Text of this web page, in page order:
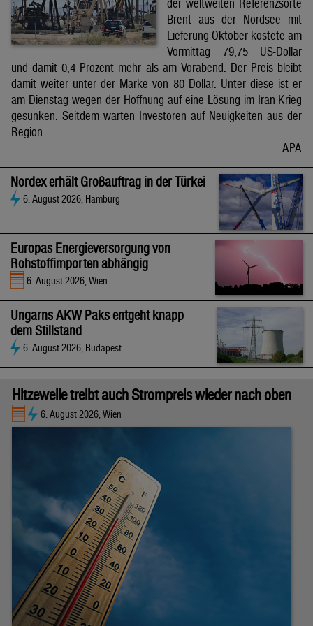
der weltweiten Referenzsorte
Brent aus der Nordsee mit
Lieferung Oktober kostete am
Vormittag 79,75 US-Dollar
und damit 0,4 Prozent mehr als am Vorabend. Der Preis bleibt
damit weiter unter der Marke von 80 Dollar. Unter diese ist er
am Dienstag wegen der Hoffnung auf eine Lösung im Iran-Krieg
gesunken. Seitdem warten Investoren auf Neuigkeiten aus der
Region.
APA
Nordex erhält Großauftrag in der Türkei
6. August 2026, Hamburg
Europas Energieversorgung von
Rohstoffimporten abhängig
6. August 2026, Wien
Ungarns AKW Paks entgeht knapp
dem Stillstand
6. August 2026, Budapest
Hitzewelle treibt auch Strompreis wieder nach oben
6. August 2026, Wien